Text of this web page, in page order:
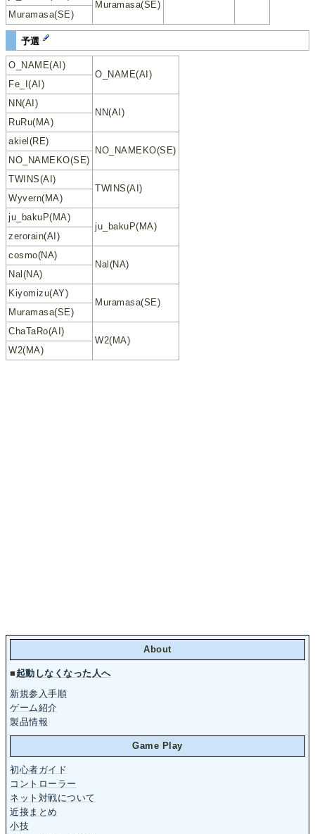
Muramasa(SE)
Muramasa(SE)
予選
O_NAME(AI)
O_NAME(AI)
Fe_I(AI)
NN(AI)
NN(AI)
RuRu(MA)
akiel(RE)
NO_NAMEKO(SE)
NO_NAMEKO(SE)
TWINS(AI)
TWINS(AI)
Wyvern(MA)
ju_bakuP(MA)
ju_bakuP(MA)
zerorain(AI)
cosmo(NA)
Nal(NA)
Nal(NA)
Kiyomizu(AY)
Muramasa(SE)
Muramasa(SE)
ChaTaRo(AI)
W2(MA)
W2(MA)
About
■起動しなくなった人へ
新規参入手順
ゲーム紹介
製品情報
Game Play
初心者ガイド
コントローラー
ネット対戦について
近接まとめ
小技